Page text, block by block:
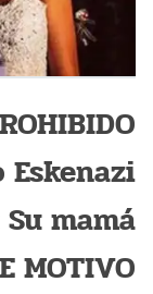
mamá
MOTIVO